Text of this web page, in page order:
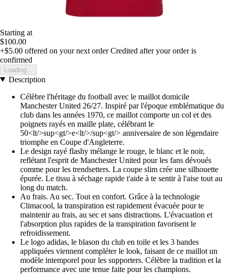
Starting at
$100.00
+$5.00 offered on your next order Credited after your order is
confirmed
Loading...
Description
Célèbre l'héritage du football avec le maillot domicile
Manchester United 26/27. Inspiré par l'époque emblématique du
club dans les années 1970, ce maillot comporte un col et des
poignets rayés en maille plate, célébrant le
50<lt/>sup<gt/>e<lt/>/sup<gt/> anniversaire de son légendaire
triomphe en Coupe d'Angleterre.
Le design rayé flashy mélange le rouge, le blanc et le noir,
reflétant l'esprit de Manchester United pour les fans dévoués
comme pour les trendsetters. La coupe slim crée une silhouette
épurée. Le tissu à séchage rapide t'aide à te sentir à l'aise tout au
long du match.
Au frais. Au sec. Tout en confort. Grâce à la technologie
Climacool, la transpiration est rapidement évacuée pour te
maintenir au frais, au sec et sans distractions. L'évacuation et
l'absorption plus rapides de la transpiration favorisent le
refroidissement.
Le logo adidas, le blason du club en toile et les 3 bandes
appliquées viennent compléter le look, faisant de ce maillot un
modèle intemporel pour les supporters. Célèbre la tradition et la
performance avec une tenue faite pour les champions.